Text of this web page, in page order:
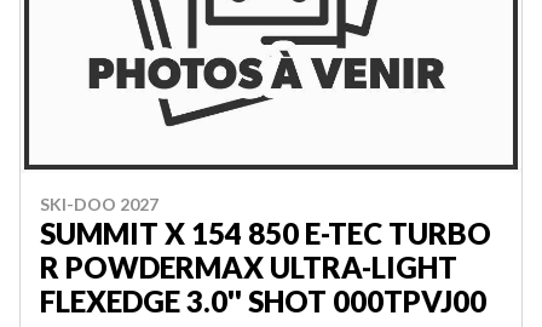
SKI-DOO 2027
SUMMIT X 154 850 E-TEC TURBO
R POWDERMAX ULTRA-LIGHT
FLEXEDGE 3.0'' SHOT 000TPVJ00